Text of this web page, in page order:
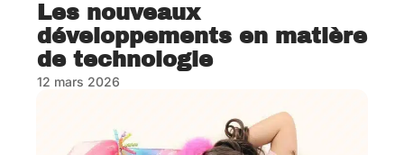
Les nouveaux
développements en matière
de technologie
12 mars 2026